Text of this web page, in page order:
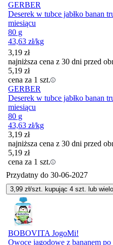
GERBER
Deserek w tubce jabłko banan
miesiącu
80 g
43,63 zł/kg
3,19 zł
najniższa cena z 30 dni przed
5,19 zł
cena za 1 szt.
GERBER
Deserek w tubce jabłko banan
miesiącu
80 g
43,63 zł/kg
3,19 zł
najniższa cena z 30 dni przed
5,19 zł
cena za 1 szt.
Przydatny do 30-06-2027
3,99 zł/szt. kupując 4 szt. lub
BOBOVITA JogoMi!
Owoce jagodowe z bananem po